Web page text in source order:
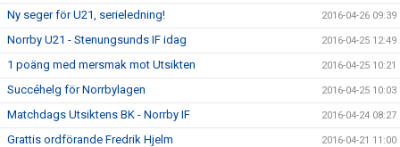
Ny seger för U21, serieledning! 2016-04-26 09:39
Norrby U21 - Stenungsunds IF idag 2016-04-25 12:49
1 poäng med mersmak mot Utsikten 2016-04-25 10:21
Succéhelg för Norrbylagen 2016-04-25 10:03
Matchdags Utsiktens BK - Norrby IF 2016-04-24 08:27
Grattis ordförande Fredrik Hjelm 2016-04-21 11:00